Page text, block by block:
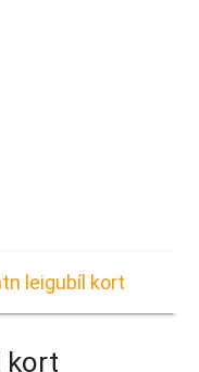
leigubíl kort
kort